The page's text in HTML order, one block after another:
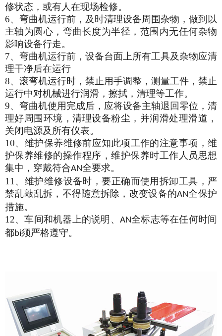
修状态，或有人在现场检修。
6、 弯曲机运行前，及时清理设备周围杂物，做到以
主轴为圆心，弯曲长度为半径，范围内无任何杂物
影响设备行走。
7、 弯曲机运行前，设备台面上所有工具及杂物应清
理干净后在运行
8、 滚弯机运行时，禁止用手调整，测量工件，禁止
运行中对机械进行润滑，擦拭，清理等工作。
9、 弯曲机使用完成后，应将设备主轴退回零位，清
理好周围环境，清理设备粉尘，并润滑处理滑道，
关闭电源及所有仪表。
10、 维护保养维修前应知此项工作的注意事项，维
护保养维修的操作程序，维护保养时工作人员思想
集中，穿戴符合AN全要求。
11、 维护维修设备时，要正确而使用拆卸工具，严
禁乱敲乱拆，不得随意拆除，改变设备的AN全保护
措施。
12、车间和机器上的说明、 AN全标志等在任何时间
都bi须严格遵守。